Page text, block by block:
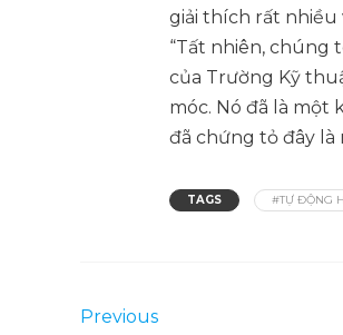
giải thích rất nhiều
“Tất nhiên, chúng
của Trường Kỹ
móc. Nó đã là một
đã chứng tỏ đây là
TAGS #TỰ ĐỘNG
Previous